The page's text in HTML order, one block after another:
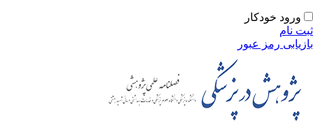
ورود خودکار
نام
رمز عبور